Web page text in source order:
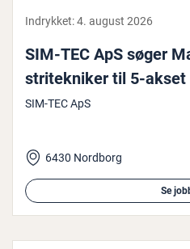
Indrykket:4. august 2026
SIM-TEC ApS søger
stri­tek­ni­ker til 5-
SIM-TEC ApS
6430 Nordborg
Se